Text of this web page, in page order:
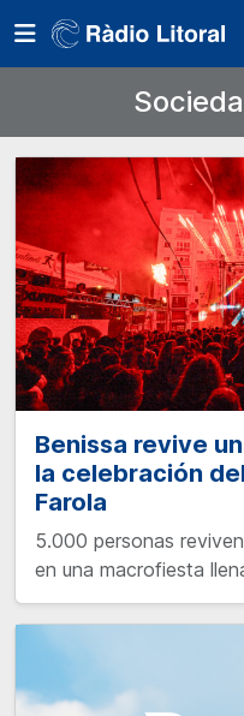
Benissa revive
la celebración
Farola
5.000 personas
en una macrofiesta